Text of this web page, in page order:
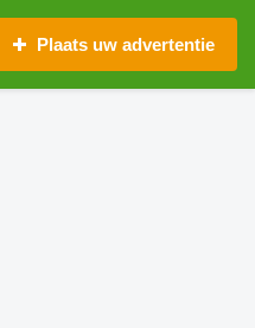
Plaats uw advertentie